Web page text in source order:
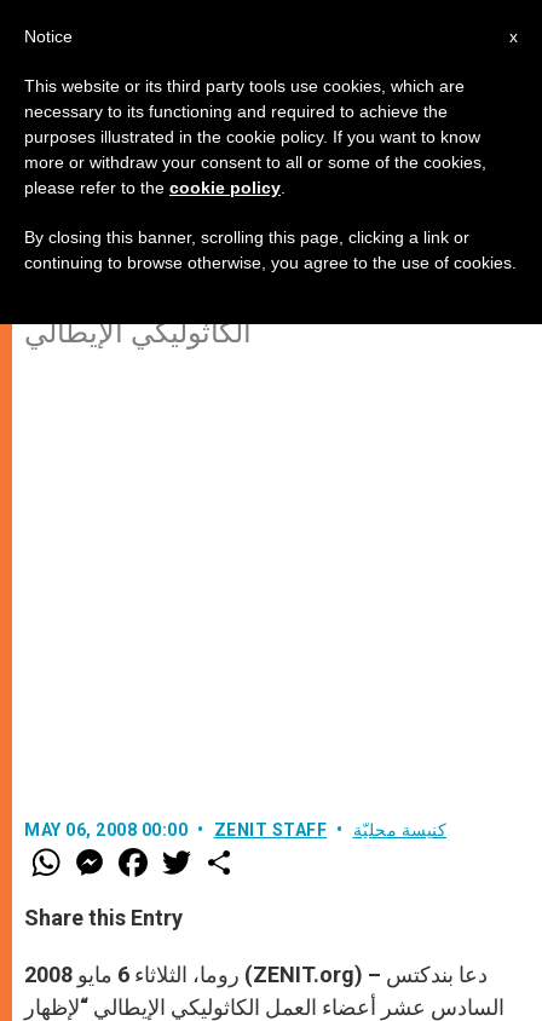
العمل الكاثوليكي: إظهار القداسة في
قلب العالم
الكاثوليكي الإيطالي
MAY 06, 2008 00:00 ZENIT STAFF كنيسة محليّة
W
h
t
s
p
p
M
e
s
e
g
e
r
F
a
e
b
o
k
w
r
Share this Entry
روما، الثلاثاء 6 مايو 2008 (ZENIT.org) – دعا بندكتس
السادس عشر أعضاء العمل الكاثوليكي الإيطالي “لإظهار
x
Notice
This website or its third party tools use cookies, which are
necessary to its functioning and required to achieve the
purposes illustrated in the cookie policy. If you want to know
more or withdraw your consent to all or some of the cookies,
please refer to the cookie policy
By closing this banner, scrolling this page, clicking a link or
continuing to browse otherwise, you agree to the use of cookies.